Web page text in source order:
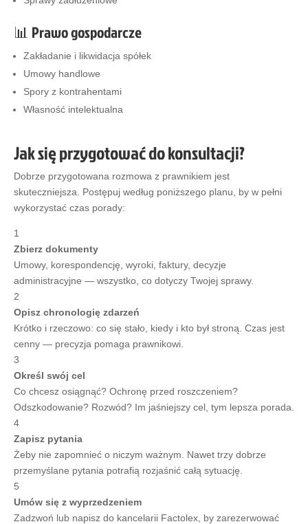
📊 Prawo gospodarcze
Zakładanie i likwidacja spółek
Umowy handlowe
Spory z kontrahentami
Własność intelektualna
Jak się przygotować do konsultacji?
Dobrze przygotowana rozmowa z prawnikiem jest
skuteczniejsza. Postępuj według poniższego planu, by w pełni
wykorzystać czas porady:
1
Zbierz dokumenty
Umowy, korespondencję, wyroki, faktury, decyzje
administracyjne — wszystko, co dotyczy Twojej sprawy.
2
Opisz chronologię zdarzeń
Krótko i rzeczowo: co się stało, kiedy i kto był stroną. Czas jest
cenny — precyzja pomaga prawnikowi.
3
Określ swój cel
Co chcesz osiągnąć? Ochronę przed roszczeniem?
Odszkodowanie? Rozwód? Im jaśniejszy cel, tym lepsza porada.
4
Zapisz pytania
Żeby nie zapomnieć o niczym ważnym. Nawet trzy dobrze
przemyślane pytania potrafią rozjaśnić całą sytuację.
5
Umów się z wyprzedzeniem
Zadzwoń lub napisz do kancelarii Factolex, by zarezerwować